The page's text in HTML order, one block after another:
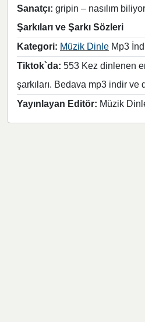
Sanatçı: gripin – nasılım
Şarkıları ve Şarkı Sözleri
Kategori: Müzik Dinle Mp3
Tiktok`da: 553 Kez dinlenen
şarkıları. Bedava mp3 indir ve
Yayınlayan Editör: Müzik